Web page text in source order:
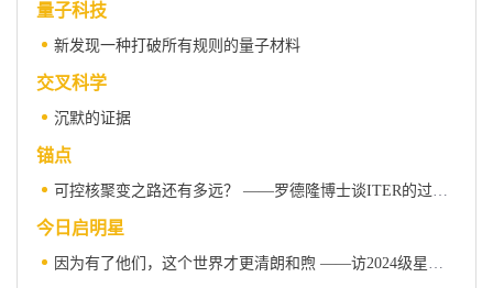
量子科技
新发现一种打破所有规则的量子材料
交叉科学
沉默的证据
锚点
可控核聚变之路还有多远？ ——罗德隆博士谈ITER的过去、现在和未来
今日启明星
因为有了他们，这个世界才更清朗和煦 ——访2024级星友赵雪珺